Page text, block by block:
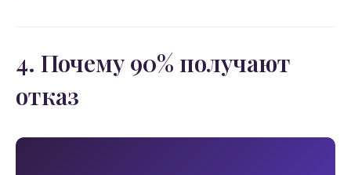
4. Почему 90% получают
отказ